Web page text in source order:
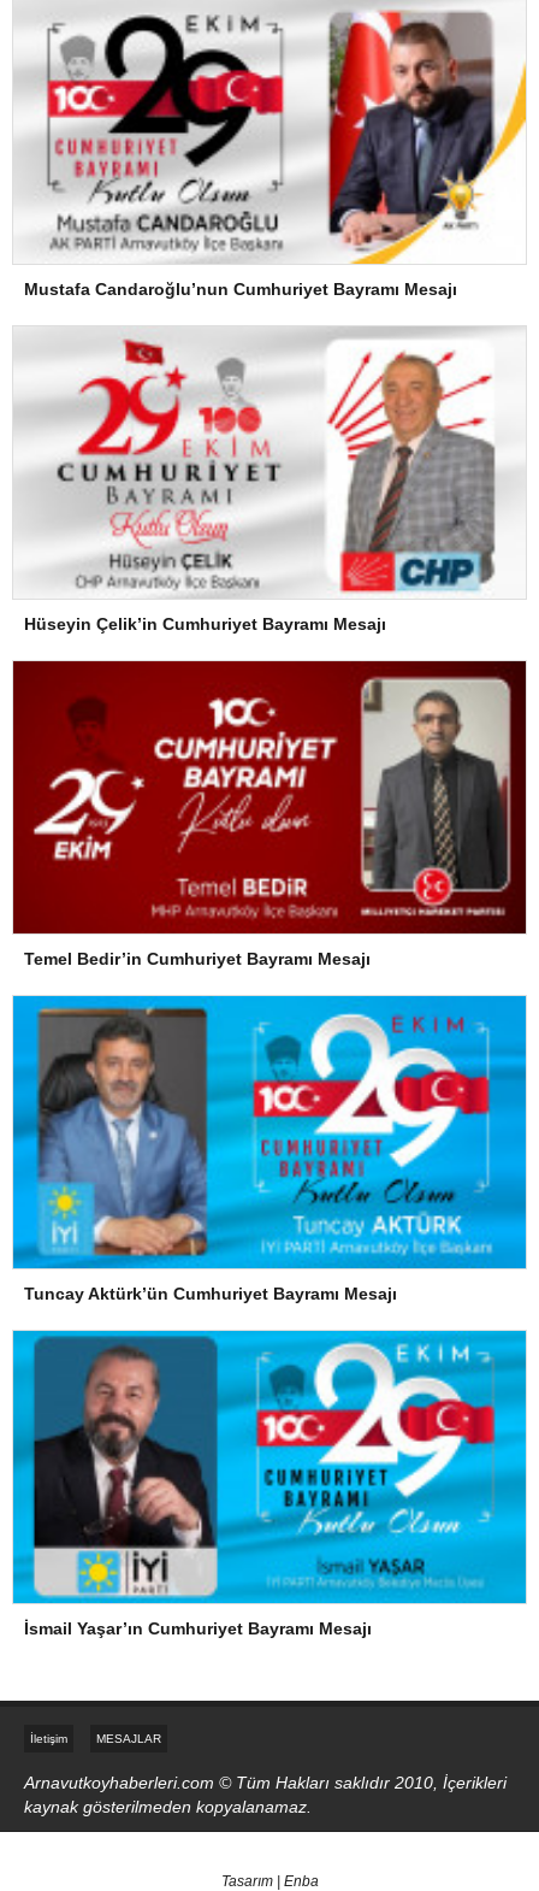
Mustafa Candaroğlu’nun Cumhuriyet Bayramı Mesajı
Hüseyin Çelik’in Cumhuriyet Bayramı Mesajı
Temel Bedir’in Cumhuriyet Bayramı Mesajı
Tuncay Aktürk’ün Cumhuriyet Bayramı Mesajı
İsmail Yaşar’ın Cumhuriyet Bayramı Mesajı
İletişim MESAJLAR
Arnavutkoyhaberleri.com © Tüm Hakları saklıdır 2010, İçerikleri
kaynak gösterilmeden kopyalanamaz.
Tasarım | Enba